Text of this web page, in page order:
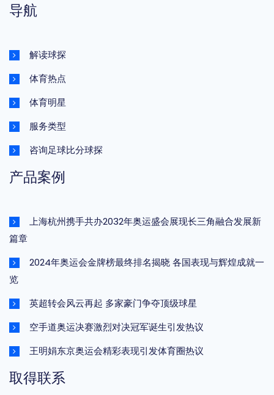
导航
解读球探
体育热点
体育明星
服务类型
咨询足球比分球探
产品案例
上海杭州携手共办2032年奥运盛会展现长三角融合发展新
篇章
2024年奥运会金牌榜最终排名揭晓 各国表现与辉煌成就一
览
英超转会风云再起 多家豪门争夺顶级球星
空手道奥运决赛激烈对决冠军诞生引发热议
王明娟东京奥运会精彩表现引发体育圈热议
取得联系